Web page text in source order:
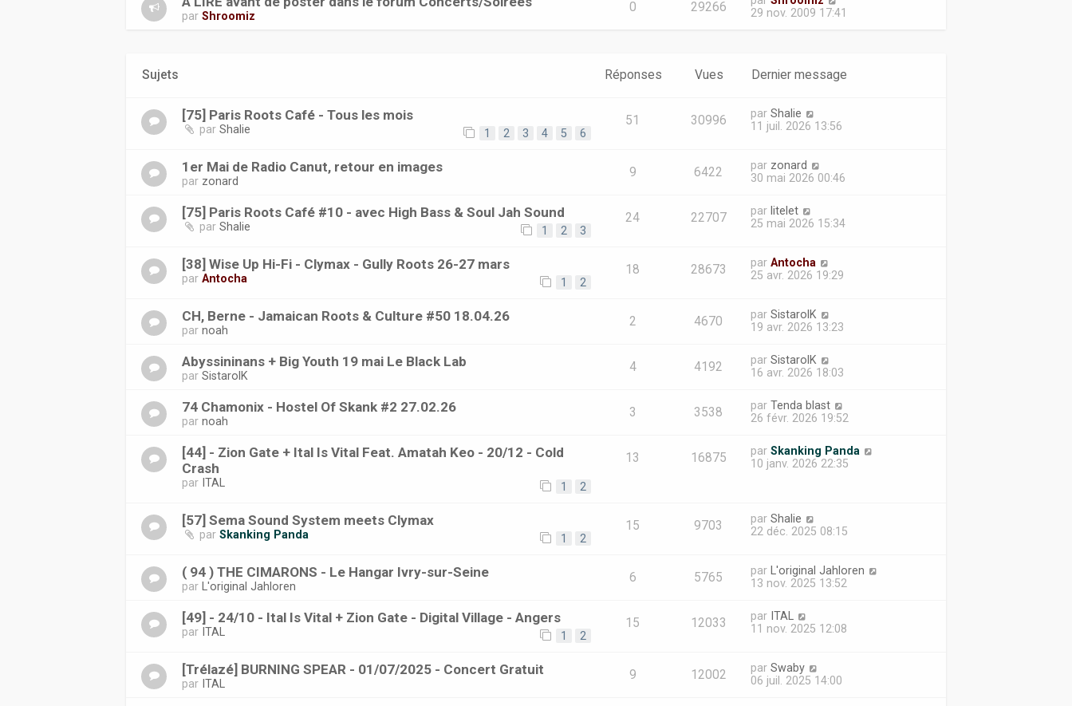
parShroomiz
0 29266
29 nov. 2009 17:41
Sujets Réponses Vues Dernier message
[75] Paris Roots Café - Tous les mois
parShalie 1 2 3 4 5 6
51 30996 par Shalie
11 juil. 2026 13:56
1er Mai de Radio Canut, retour en images
par zonard
9 6422 par zonard
30 mai 2026 00:46
[75] Paris Roots Café #10 - avec High Bass & Soul Jah Sound
parShalie 1 2 3
24 22707 par litelet
25 mai 2026 15:34
[38] Wise Up Hi-Fi - Clymax - Gully Roots 26-27 mars
parAntocha 1 2
18 28673 par Antocha
25 avr. 2026 19:29
CH, Berne - Jamaican Roots & Culture #50 18.04.26
parnoah
2 4670 par SistarolK
19 avr. 2026 13:23
Abyssininans + Big Youth 19 mai Le Black Lab
parSistarolK
4 4192 par SistarolK
16 avr. 2026 18:03
74 Chamonix - Hostel Of Skank #2 27.02.26
parnoah
3 3538 par Tenda blast
26 févr. 2026 19:52
[44] - Zion Gate + Ital Is Vital Feat. Amatah Keo - 20/12 - Cold
Crash
par ITAL 1 2
13 16875 par Skanking Panda
10 janv. 2026 22:35
[57] Sema Sound System meets Clymax
parSkanking Panda 1 2
15 9703 par Shalie
22 déc. 2025 08:15
( 94 ) THE CIMARONS - Le Hangar Ivry-sur-Seine
par L'original Jahloren
6 5765 par
L'original Jahloren
13 nov. 2025 13:52
[49] - 24/10 - Ital Is Vital + Zion Gate - Digital Village - Angers
par ITAL 1 2
15 12033 par ITAL
11 nov. 2025 12:08
[Trélazé] BURNING SPEAR - 01/07/2025 - Concert Gratuit
par ITAL
9 12002 par Swaby
06 juil. 2025 14:00